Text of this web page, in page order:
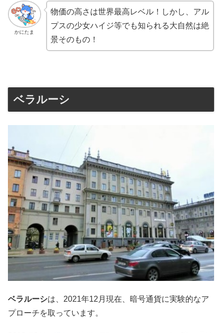
かにたま
物価の高さは世界最高レベル！しかし、アル
プスの少女ハイジ等でも知られる大自然は絶
景そのもの！
ベラルーシ
ベラルーシは、2021年12月現在、暗号通貨に実験的なア
プローチを取っています。